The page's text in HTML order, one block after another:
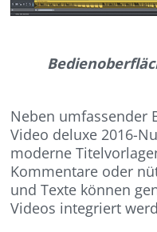
Neben umfassender
Video deluxe 2016-
moderne
Kommentare oder
und Texte können
Videos integriert